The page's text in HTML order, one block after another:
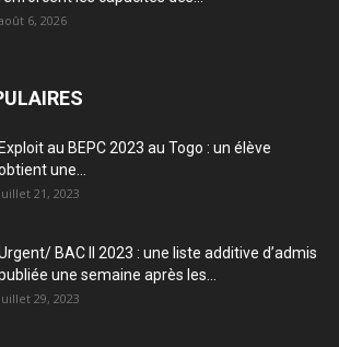
6, 2026
Exploit au BEPC 2023 au Togo : un élève
une...
juillet 21, 2023
BAC II 2023 : une liste additive d’admis
une semaine après les...
juillet 29, 2023